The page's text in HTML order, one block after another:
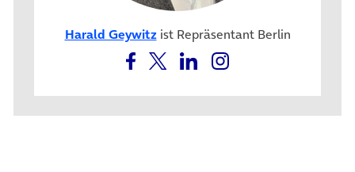
Harald Geywitzist Repräsentant Berlin